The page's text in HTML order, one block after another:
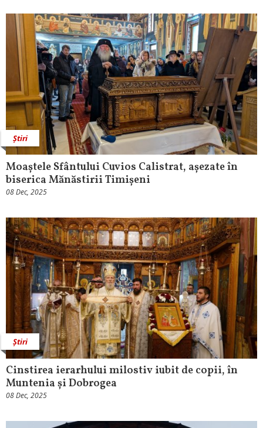
Știri
Moaștele Sfântului Cuvios Calistrat, așezate în
biserica Mănăstirii Timișeni
08 Dec, 2025
Știri
Cinstirea ierarhului milostiv iubit de copii, în
Muntenia și Dobrogea
08 Dec, 2025